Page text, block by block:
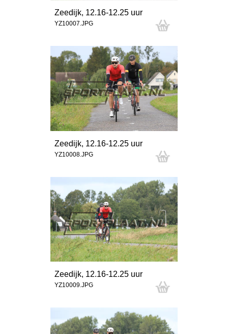
Zeedijk, 12.16-12.25 uur
YZ10007.JPG
Zeedijk, 12.16-12.25 uur
YZ10008.JPG
Zeedijk, 12.16-12.25 uur
YZ10009.JPG